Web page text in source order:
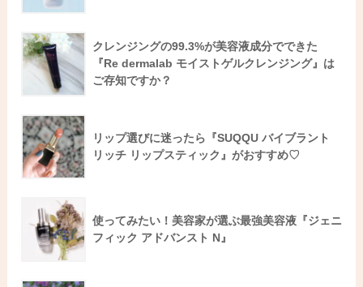
クレンジングの99.3%が美容液成分でできた
『Re dermalab モイストゲルクレンジング』は
ご存知ですか？
リップ選びに迷ったら『SUQQU バイブラント
リッチ リップスティック』がおすすめ♡
使ってみたい！美容家が選ぶ最強美容液『ジェニ
フィック アドバンスト N』